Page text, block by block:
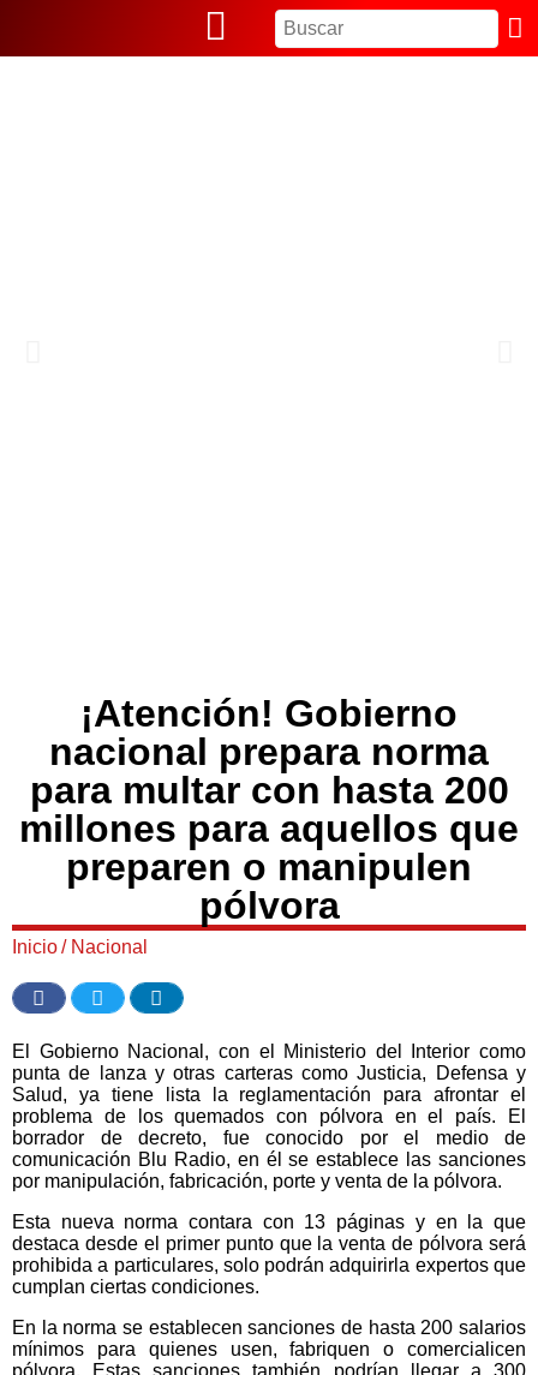
¡Atención! Gobierno
nacional prepara norma
para multar con hasta 200
millones para aquellos que
preparen o manipulen
pólvora
Inicio/ Nacional
El Gobierno Nacional, con el Ministerio del Interior como
punta de lanza y otras carteras como Justicia, Defensa y
Salud, ya tiene lista la reglamentación para afrontar el
problema de los quemados con pólvora en el país. El
borrador de decreto, fue conocido por el medio de
comunicación Blu Radio, en él se establece las sanciones
por manipulación, fabricación, porte y venta de la pólvora.
Esta nueva norma contara con 13 páginas y en la que
destaca desde el primer punto que la venta de pólvora será
prohibida a particulares, solo podrán adquirirla expertos que
cumplan ciertas condiciones.
En la norma se establecen sanciones de hasta 200 salarios
mínimos para quienes usen, fabriquen o comercialicen
pólvora. Estas sanciones también podrían llegar a 300